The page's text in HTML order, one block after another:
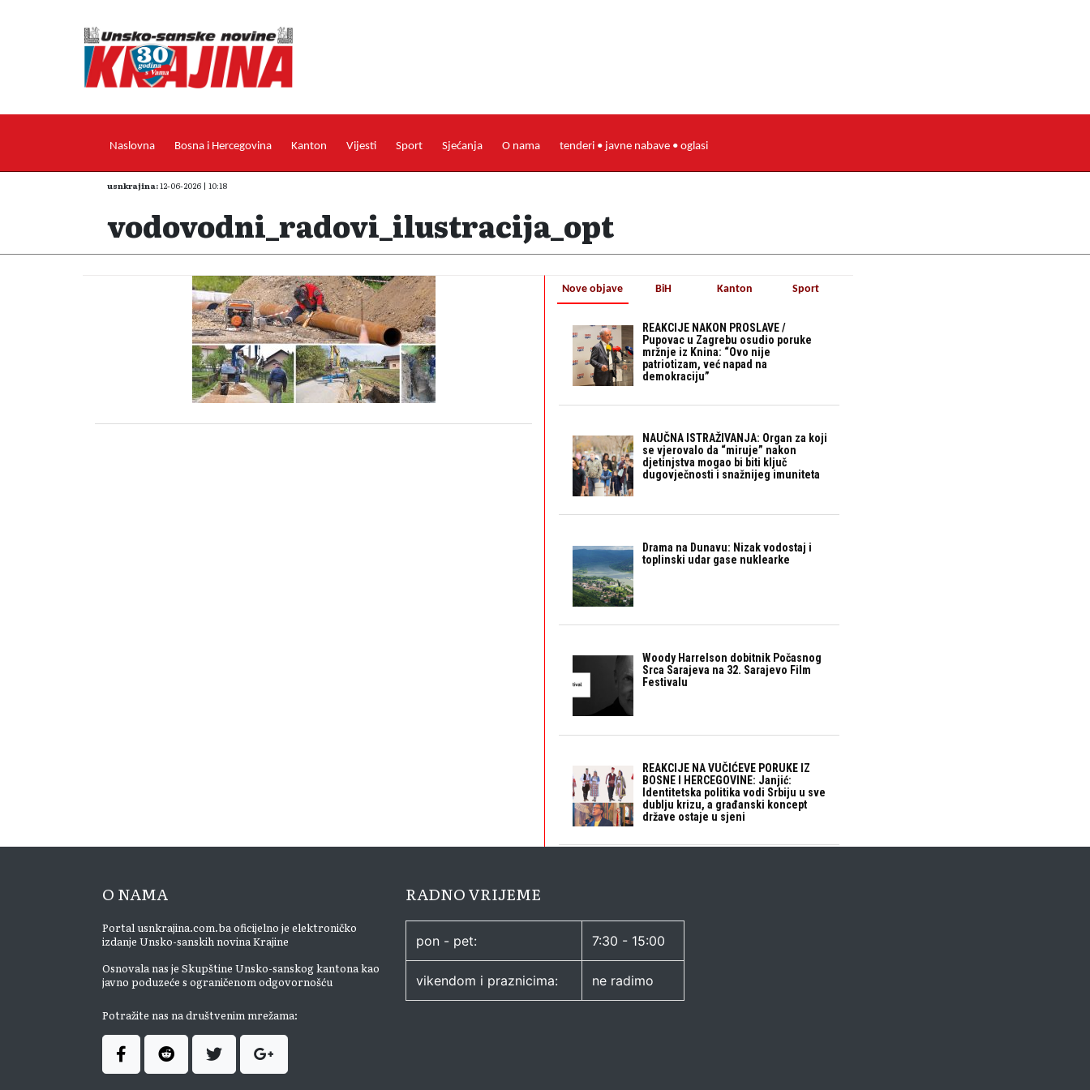
Naslovna Bosna i Hercegovina Kanton Vijesti Sport Sjećanja O nama tenderi • javne nabave • oglasi
usnkrajina:12-06-2026 | 10:18
vodovodni_radovi_ilustracija_opt
Nove objave
REAKCIJE NAKON PROSLAVE /
Pupovac u Zagrebu osudio poruke
mržnje iz Knina: “Ovo nije
patriotizam, već napad na
demokraciju”
NAUČNA ISTRAŽIVANJA: Organ za koji
se vjerovalo da “miruje” nakon
djetinjstva mogao bi biti ključ
dugovječnosti i snažnijeg imuniteta
Drama na Dunavu: Nizak vodostaj i
toplinski udar gase nuklearke
Woody Harrelson dobitnik Počasnog
Srca Sarajeva na 32. Sarajevo Film
Festivalu
REAKCIJE NA VUČIĆEVE PORUKE IZ
BOSNE I HERCEGOVINE: Janjić:
Identitetska politika vodi Srbiju u sve
dublju krizu, a građanski koncept
države ostaje u sjeni
BiH Kanton Sport
O NAMA
Portal usnkrajina.com.ba oficijelno je elektroničko
izdanje Unsko-sanskih novina Krajine
Osnovala nas je Skupštine Unsko-sanskog kantona kao
javno poduzeće s ograničenom odgovornošću
Potražite nas na društvenim mrežama:
RADNO VRIJEME
pon - pet: 7:30 - 15:00
vikendom i praznicima: ne radimo